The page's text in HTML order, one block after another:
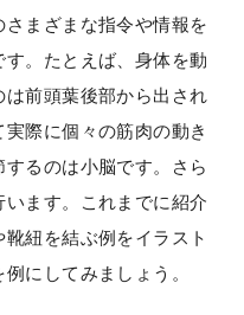
まざまな指令や情報を
。たとえば、身体を動
前頭葉後部から出され
際に個々の筋肉の動き
るのは小脳です。さら
ます。これまでに紹介
紐を結ぶ例をイラスト
にしてみましょう。